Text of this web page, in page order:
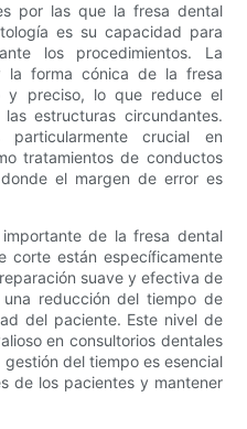
por las que la fresa dental
es su capacidad para
los procedimientos. La
la forma cónica de la fresa
y preciso, lo que reduce el
estructuras circundantes.
crucial en
tratamientos de conductos
el margen de error es
de la fresa dental
corte están específicamente
suave y efectiva de
reducción del tiempo de
del paciente. Este nivel de
en consultorios dentales
del tiempo es esencial
de los pacientes y mantener